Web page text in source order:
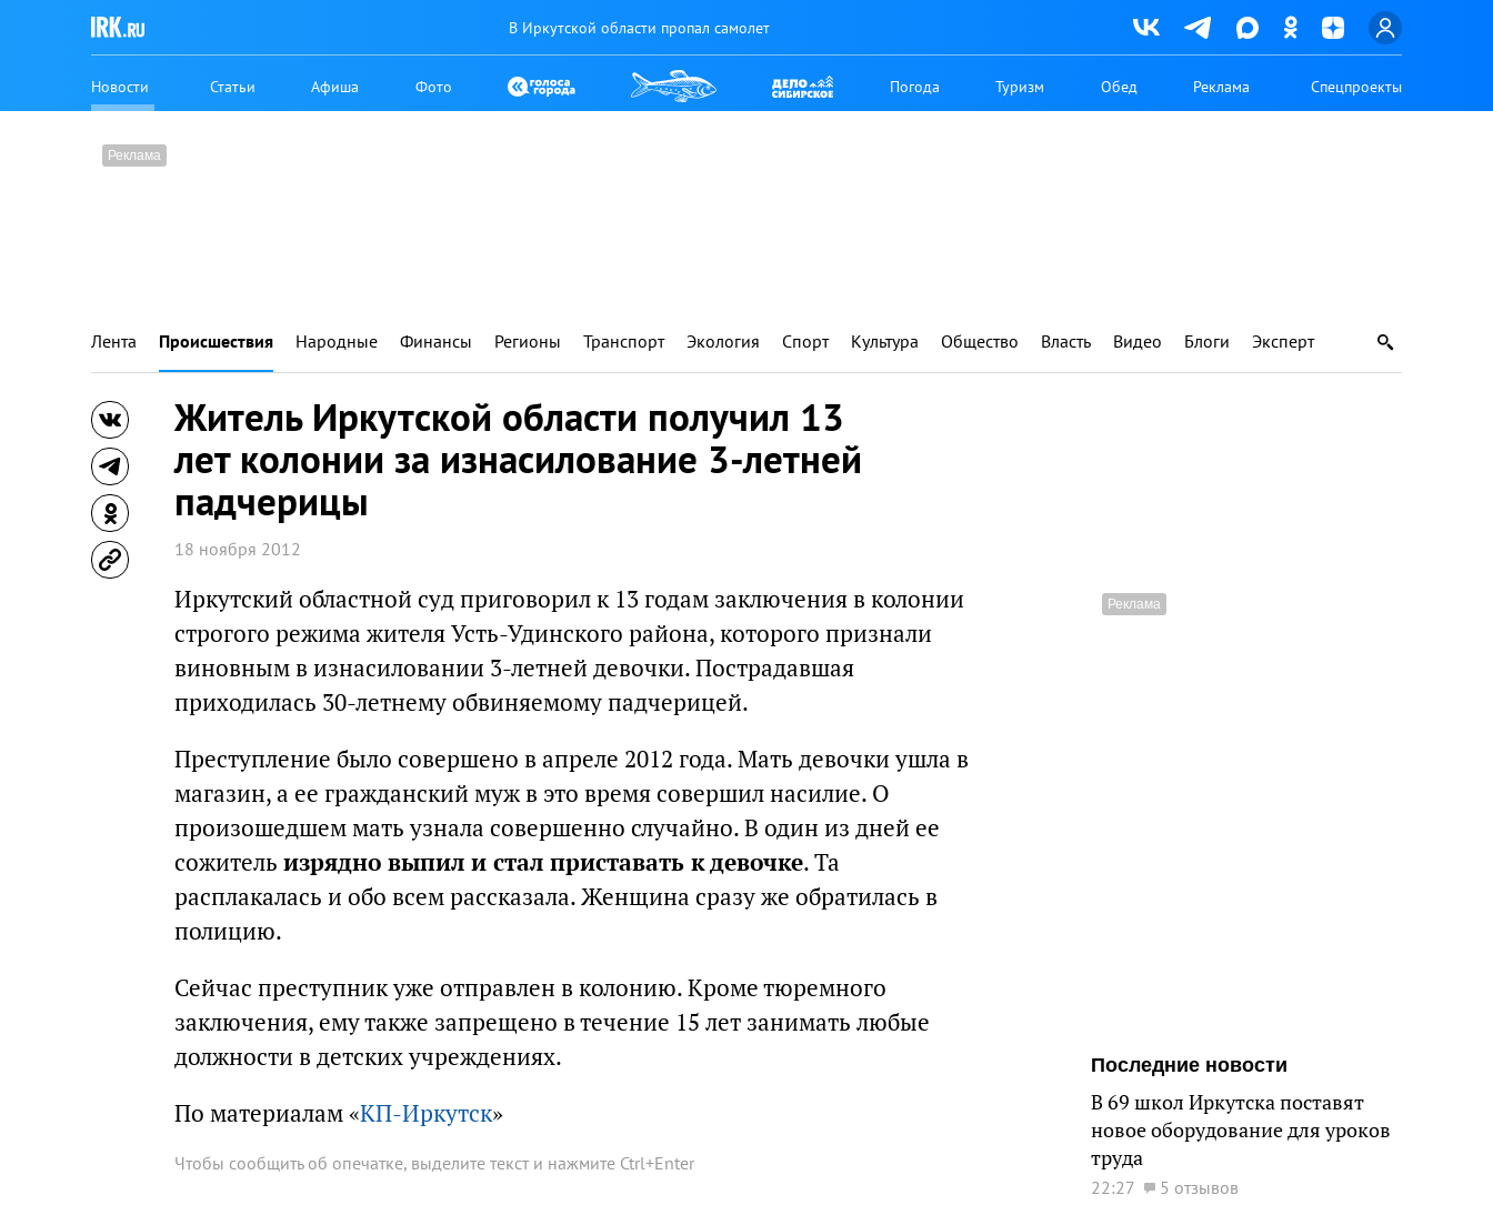
В Иркутской области пропал самолет
Новости Статьи Афиша Фото Погода Туризм Обед Реклама Спецпроекты
Лента Происшествия Народные Финансы Регионы Транспорт Экология Спорт Культура Общество Власть Видео Блоги Эксперт
Житель Иркутской области получил 13
лет колонии за изнасилование 3-летней
падчерицы
18 ноября 2012
Иркутский областной суд приговорил к 13 годам заключения в колонии
строгого режима жителя Усть-Удинского района, которого признали
виновным в изнасиловании 3-летней девочки. Пострадавшая
приходилась 30-летнему обвиняемому падчерицей.
Преступление было совершено в апреле 2012 года. Мать девочки ушла в
магазин, а ее гражданский муж в это время совершил насилие. О
произошедшем мать узнала совершенно случайно. В один из дней ее
сожитель изрядно выпил и стал приставать к девочке. Та
расплакалась и обо всем рассказала. Женщина сразу же обратилась в
полицию.
Сейчас преступник уже отправлен в колонию. Кроме тюремного
заключения, ему также запрещено в течение 15 лет занимать любые
должности в детских учреждениях.
По материалам «КП-Иркутск»
Чтобы сообщить об опечатке, выделите текст и нажмите Ctrl+Enter
Последние новости
В 69 школ Иркутска поставят
новое оборудование для уроков
труда
22:27 5 отзывов